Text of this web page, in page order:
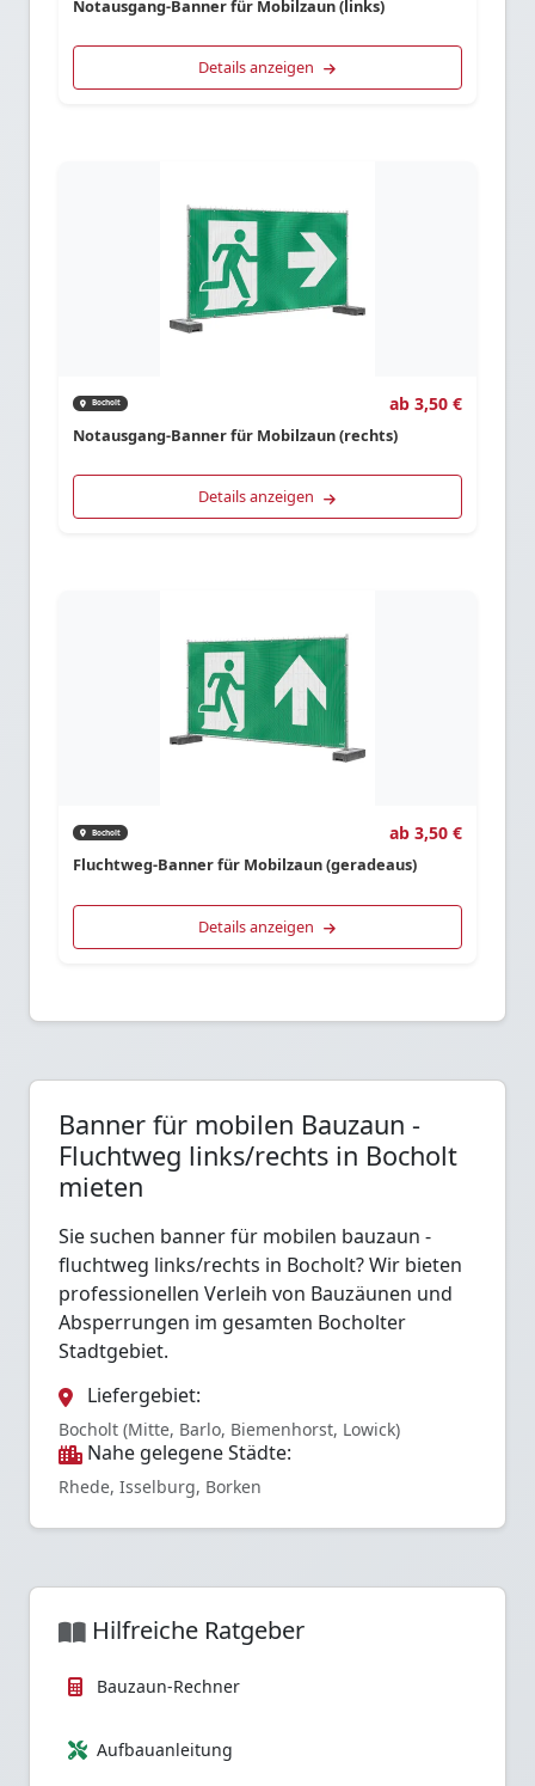
Notausgang-Banner für Mobilzaun (links)
Details anzeigen
Bocholt ab 3,50 €
Notausgang-Banner für Mobilzaun (rechts)
Details anzeigen
Bocholt ab 3,50 €
Fluchtweg-Banner für Mobilzaun (geradeaus)
Details anzeigen
Banner für mobilen Bauzaun -
Fluchtweg links/rechts in Bocholt
mieten
Sie suchen banner für mobilen bauzaun -
fluchtweg links/rechts in Bocholt? Wir bieten
professionellen Verleih von Bauzäunen und
Absperrungen im gesamten Bocholter
Stadtgebiet.
Liefergebiet:
Bocholt (Mitte, Barlo, Biemenhorst, Lowick)
Nahe gelegene Städte:
Rhede, Isselburg, Borken
Hilfreiche Ratgeber
Bauzaun-Rechner
Aufbauanleitung